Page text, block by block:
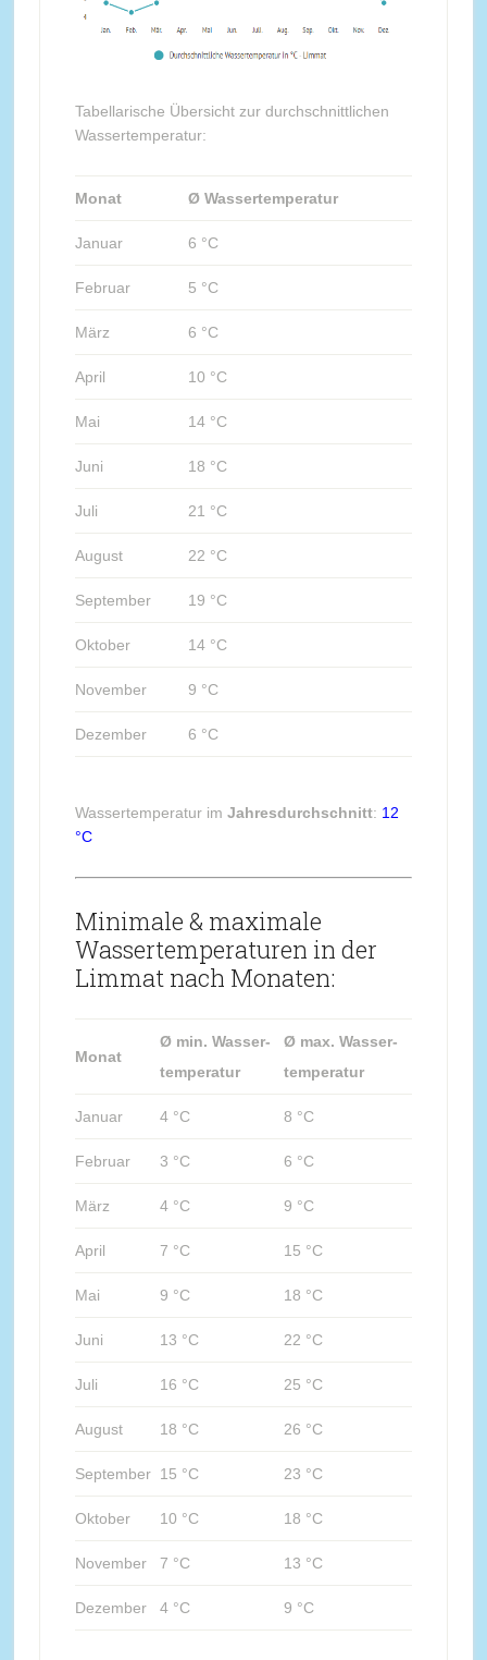
Tabellarische Übersicht zur durchschnittlichen
Wassertemperatur:
Monat Ø Wassertemperatur
Januar 6 °C
Februar 5 °C
März 6 °C
April 10 °C
Mai 14 °C
Juni 18 °C
Juli 21 °C
August 22 °C
September 19 °C
Oktober 14 °C
November 9 °C
Dezember 6 °C
Wassertemperatur im Jahresdurchschnitt: 12
°C
Minimale & maximale
Wassertemperaturen in der
Limmat nach Monaten:
Monat
Ø min. Wasser-
temperatur
Ø max. Wasser-
temperatur
Januar 4 °C 8 °C
Februar 3 °C 6 °C
März 4 °C 9 °C
April 7 °C 15 °C
Mai 9 °C 18 °C
Juni 13 °C 22 °C
Juli 16 °C 25 °C
August 18 °C 26 °C
September 15 °C 23 °C
Oktober 10 °C 18 °C
November 7 °C 13 °C
Dezember 4 °C 9 °C